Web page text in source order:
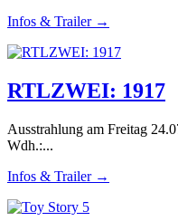
Infos & Trailer →
RTLZWEI: 1917
Ausstrahlung am Freitag
Wdh.:...
Infos & Trailer →